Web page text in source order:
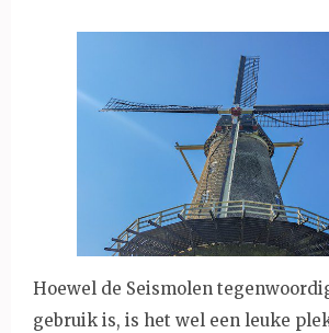
Hoewel de Seismolen
gebruik is, is het wel een leuke